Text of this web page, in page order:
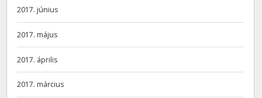
2017. június
2017. május
2017. április
2017. március